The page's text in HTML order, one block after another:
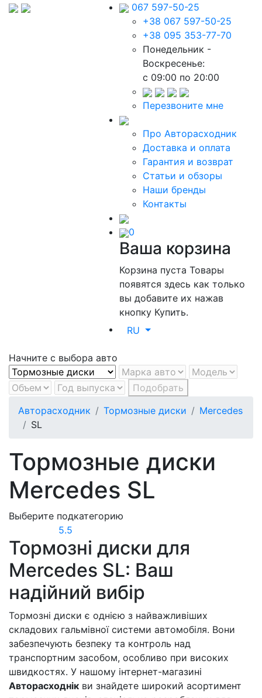
067 597-50-25
+38 067 597-50-25
+38 095 353-77-70
Понедельник -
Воскресенье:
c 09:00 по 20:00
Перезвоните мне
Про Авторасходник
Доставка и оплата
Гарантия и возврат
Статьи и обзоры
Наши бренды
Контакты
0
Ваша корзина
Корзина пустаТовары
появятся здесь как только
вы добавите их нажав
кнопку Купить.
RU
Начните с выбора авто
Подобрать
Авторасходник
Тормозные диски
Mercedes
SL
Тормозные диски
Mercedes SL
Выберите подкатегорию
5.5
Тормозні диски для
Mercedes SL: Ваш
надійний вибір
Тормозні диски є однією з найважливіших
складових гальмівної системи автомобіля. Вони
забезпечують безпеку та контроль над
транспортним засобом, особливо при високих
швидкостях. У нашому інтернет-магазині
Авторасходнік ви знайдете широкий асортимент